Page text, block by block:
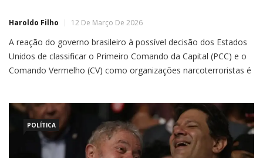
Haroldo Filho 12 De Março De 2026
A reação do governo brasileiro à possível decisão dos Estados
Unidos de classificar o Primeiro Comando da Capital (PCC) e o
Comando Vermelho (CV) como organizações narcoterroristas é
POLÍTICA